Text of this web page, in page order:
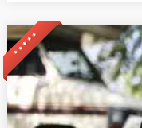
* * * * *